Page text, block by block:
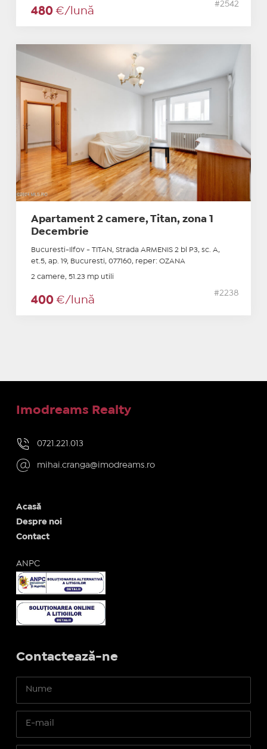
480 €/lună
#2542
Apartament 2 camere, Titan, zona 1
Decembrie
Bucuresti-Ilfov - TITAN, Strada ARMENIS 2 bl P3, sc. A,
et.5, ap. 19, Bucuresti, 077160, reper: OZANA
2 camere, 51.23 mp utili
400 €/lună
#2238
Imodreams Realty
0721.221.013
mihai.cranga@imodreams.ro
Acasă
Despre noi
Contact
ANPC
Contactează-ne